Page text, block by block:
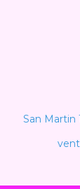
San Martin